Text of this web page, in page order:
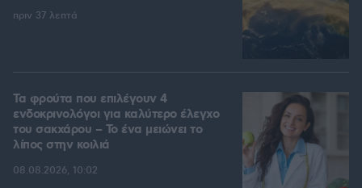
πριν 37 λεπτά
Τα φρούτα που επιλέγουν 4
ενδοκρινολόγοι για καλύτερο έλεγχο
του σακχάρου – Το ένα μειώνει το
λίπος στην κοιλιά
08.08.2026, 10:02